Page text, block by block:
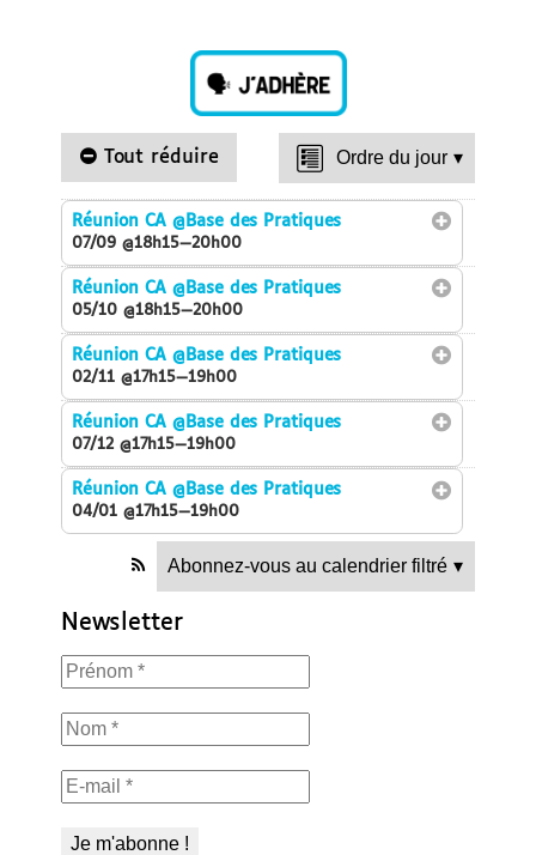
Tout réduire Ordre du jour ▾
Réunion CA@Base des Pratiques
07/09 @18h15—20h00
Réunion CA@Base des Pratiques
05/10 @18h15—20h00
Réunion CA@Base des Pratiques
02/11 @17h15—19h00
Réunion CA@Base des Pratiques
07/12 @17h15—19h00
Réunion CA@Base des Pratiques
04/01 @17h15—19h00
Abonnez-vous au calendrier filtré ▾
Newsletter